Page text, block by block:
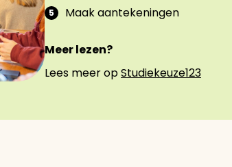
Maak aantekeningen
Meer lezen?
Lees meer opStudiekeuze123